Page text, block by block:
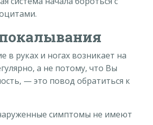
в руках и ногах возникает на
а не потому, что Вы
—это повод обратиться к
симптомы не имеют